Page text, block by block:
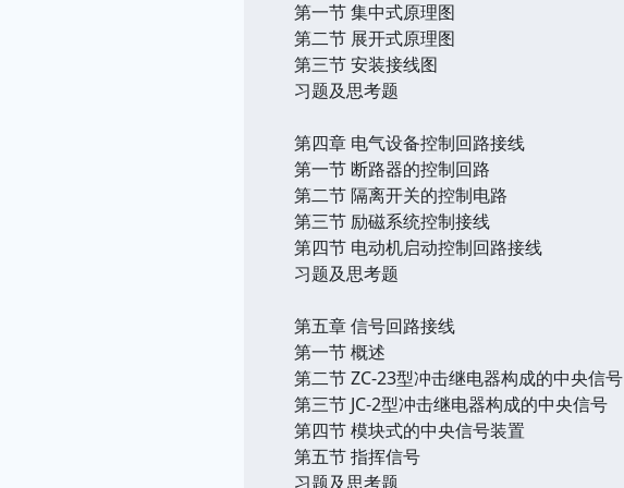
第一节 集中式原理图
第二节 展开式原理图
第三节 安装接线图
习题及思考题
第四章 电气设备控制回路接线
第一节 断路器的控制回路
第二节 隔离开关的控制电路
第三节 励磁系统控制接线
第四节 电动机启动控制回路接线
习题及思考题
第五章 信号回路接线
第一节 概述
第二节 ZC-23型冲击继电器构成的中央信号
第三节 JC-2型冲击继电器构成的中央信号
第四节 模块式的中央信号装置
第五节 指挥信号
习题及思考题